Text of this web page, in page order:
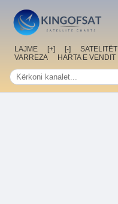
LAJME [+] [-] SATELITËT
VARREZA
HARTA E VENDIT